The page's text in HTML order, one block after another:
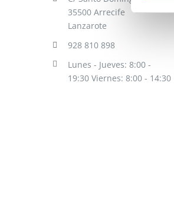
en
la
página
de
producto
35500 Arrecife
Lanzarote
928 810 898
Lunes - Jueves: 8:00 -
19:30 Viernes: 8:00 - 14:30